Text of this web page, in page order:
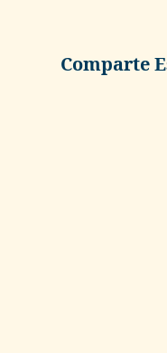
Comparte